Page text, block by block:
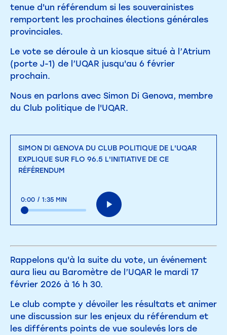
tenue d'un référendum si les souverainistes
remportent les prochaines élections générales
provinciales.
Le vote se déroule à un kiosque situé à l’Atrium
(porte J-1) de l’UQAR jusqu'au 6 février
prochain.
Nous en parlons avec Simon Di Genova, membre
du Club politique de l'UQAR.
SIMON DI GENOVA DU CLUB POLITIQUE DE L'UQAR
EXPLIQUE SUR FLO 96.5 L'INITIATIVE DE CE
RÉFÉRENDUM
0:00 / 1:35 MIN
Rappelons qu'à la suite du vote, un événement
aura lieu au Baromètre de l’UQAR le mardi 17
février 2026 à 16 h 30.
Le club compte y dévoiler les résultats et animer
une discussion sur les enjeux du référendum et
les différents points de vue soulevés lors de